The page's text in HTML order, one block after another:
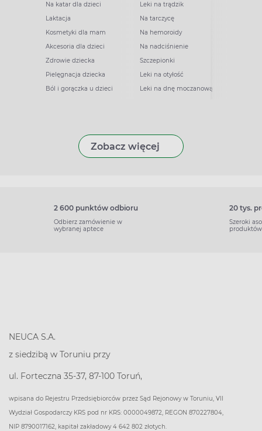
Na katar dla dzieci
Laktacja
Kosmetyki dla mam
Akcesoria dla dzieci
Zdrowie dziecka
Pielęgnacja dziecka
Ból i gorączka u dzieci
Leki na trądzik
Na tarczycę
Na hemoroidy
Na nadciśnienie
Szczepionki
Leki na otyłość
Leki na dnę moczanową
Zobacz więcej
2 600 punktów odbioru
Odbierz zamówienie w
wybranej aptece
20 tys.
Szeroki
produktów
NEUCA S.A.
z siedzibą w Toruniu przy
ul. Forteczna 35-37, 87-100 Toruń,
wpisana do Rejestru Przedsiębiorców przez Sąd Rejonowy w Toruniu, VII
Wydział Gospodarczy KRS pod nr KRS: 0000049872, REGON 870227804,
NIP 8790017162, kapitał zakładowy 4 642 802 złotych.